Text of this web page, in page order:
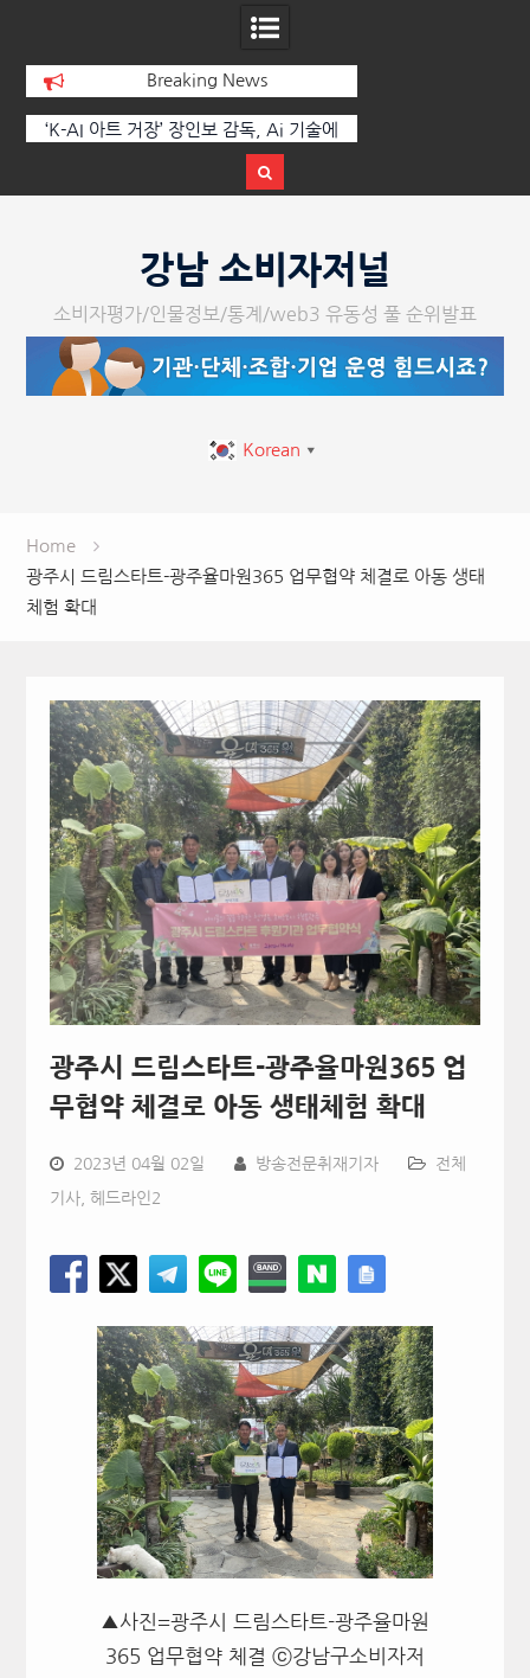
Breaking News
인보 감독, Ai 기술에
황리에 막 내려
한국·브라질 슈퍼콘서트 올해 열린다
강남 소비자저널
소비자평가/인물정보/통계/web3 유동성 풀 순위발표
Korean ▼
Home
광주시 드림스타트-광주율마원365 업무협약 체결로 아동 생태
체험 확대
광주시 드림스타트-광주율마원365 업
무협약 체결로 아동 생태체험 확대
2023년 04월 02일 방송전문취재기자 전체
기사, 헤드라인2
▲사진=광주시 드림스타트-광주율마원
365 업무협약 체결 ⓒ강남구소비자저